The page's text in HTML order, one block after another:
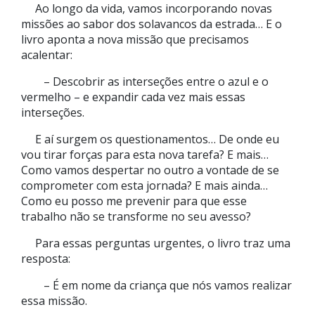
Ao longo da vida, vamos incorporando novas
missões ao sabor dos solavancos da estrada… E o
livro aponta a nova missão que precisamos
acalentar:
– Descobrir as interseções entre o azul e o
vermelho – e expandir cada vez mais essas
interseções.
E aí surgem os questionamentos… De onde eu
vou tirar forças para esta nova tarefa? E mais…
Como vamos despertar no outro a vontade de se
comprometer com esta jornada? E mais ainda…
Como eu posso me prevenir para que esse
trabalho não se transforme no seu avesso?
Para essas perguntas urgentes, o livro traz uma
resposta:
– É em nome da criança que nós vamos realizar
essa missão.